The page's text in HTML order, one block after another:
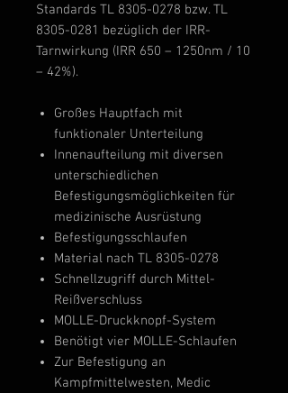
Standards TL 8305-0278 bzw. TL
8305-0281 bezüglich der IRR-
Tarnwirkung (IRR 650 – 1250nm / 10
– 42%).
Großes Hauptfach mit
funktionaler Unterteilung
Innenaufteilung mit diversen
unterschiedlichen
Befestigungsmöglichkeiten für
medizinische Ausrüstung
Befestigungsschlaufen
Material nach TL 8305-0278
Schnellzugriff durch Mittel-
Reißverschluss
MOLLE-Druckknopf-System
Benötigt vier MOLLE-Schlaufen
Zur Befestigung an
Kampfmittelwesten, Medic